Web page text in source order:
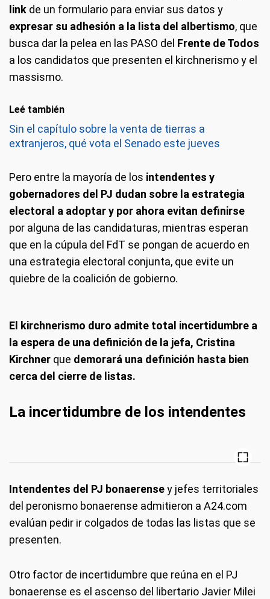
link de un formulario para enviar sus datos y
expresar su adhesión a la lista del albertismo, que
busca dar la pelea en las PASO del Frente de Todos
a los candidatos que presenten el kirchnerismo y el
massismo.
Leé también
Sin el capítulo sobre la venta de tierras a
extranjeros, qué vota el Senado este jueves
Pero entre la mayoría de los intendentes y
gobernadores del PJ dudan sobre la estrategia
electoral a adoptar y por ahora evitan definirse
por alguna de las candidaturas, mientras esperan
que en la cúpula del FdT se pongan de acuerdo en
una estrategia electoral conjunta, que evite un
quiebre de la coalición de gobierno.
El kirchnerismo duro admite total incertidumbre a
la espera de una definición de la jefa, Cristina
Kirchner que demorará una definición hasta bien
cerca del cierre de listas.
La incertidumbre de los intendentes
Intendentes del PJ bonaerensey jefes territoriales
del peronismo bonaerense admitieron a A24.com
evalúan pedir ir colgados de todas las listas que se
presenten.
Otro factor de incertidumbre que reúna en el PJ
bonaerense es el ascenso del libertario Javier Milei